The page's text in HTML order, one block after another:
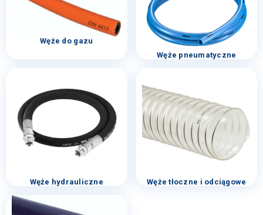
Węże do gazu
Węże pneumatyczne
Węże hydrauliczne Węże tłoczne i odciągowe